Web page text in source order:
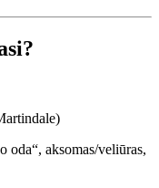
oda“, aksomas/veliūras,